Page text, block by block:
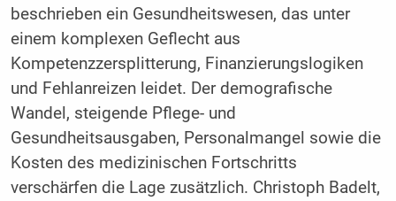
beschrieben ein Gesundheitswesen, das unter
einem komplexen Geflecht aus
Kompetenzzersplitterung, Finanzierungslogiken
und Fehlanreizen leidet. Der demografische
Wandel, steigende Pflege- und
Gesundheitsausgaben, Personalmangel sowie die
Kosten des medizinischen Fortschritts
verschärfen die Lage zusätzlich. Christoph Badelt,